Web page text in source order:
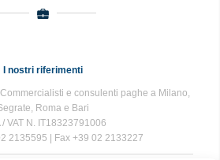
I nostri riferimenti
e consulenti paghe a Milano,
Roma e Bari
/ VAT N. IT18323791006
2135595 | Fax +39 02 2133227